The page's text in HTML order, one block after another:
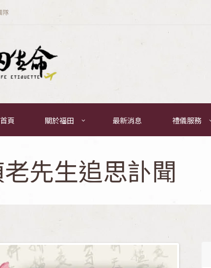
隊
頁 關於福田 最新消息 禮儀服務
先生追思訃聞